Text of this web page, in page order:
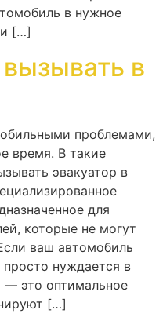
в нужное
[…]
в
проблемами,
время. В такие
эвакуатор в
для
которые не могут
ваш автомобиль
нуждается в
— это оптимальное
[…]